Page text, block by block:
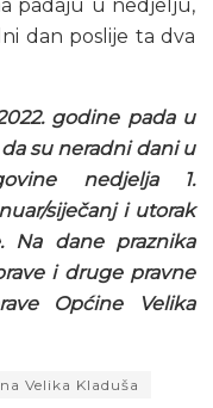
padaju u nedjelju,
dan poslije ta dva
godine pada u
su neradni dani u
nedjelja 1.
siječanj i utorak
Na dane praznika
i druge pravne
Općine Velika
Velika Kladuša